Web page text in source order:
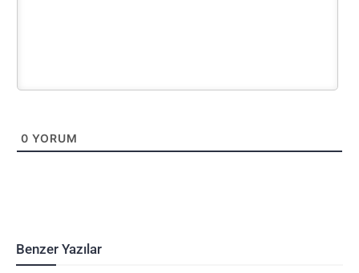
0 YORUM
Benzer Yazılar